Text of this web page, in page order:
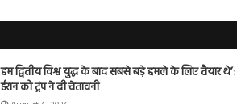
हम द्वितीय विश्व युद्ध के बाद सबसे बड़े हमले के लिए तैयार थे’:
ईरान को ट्रंप ने दी चेतावनी